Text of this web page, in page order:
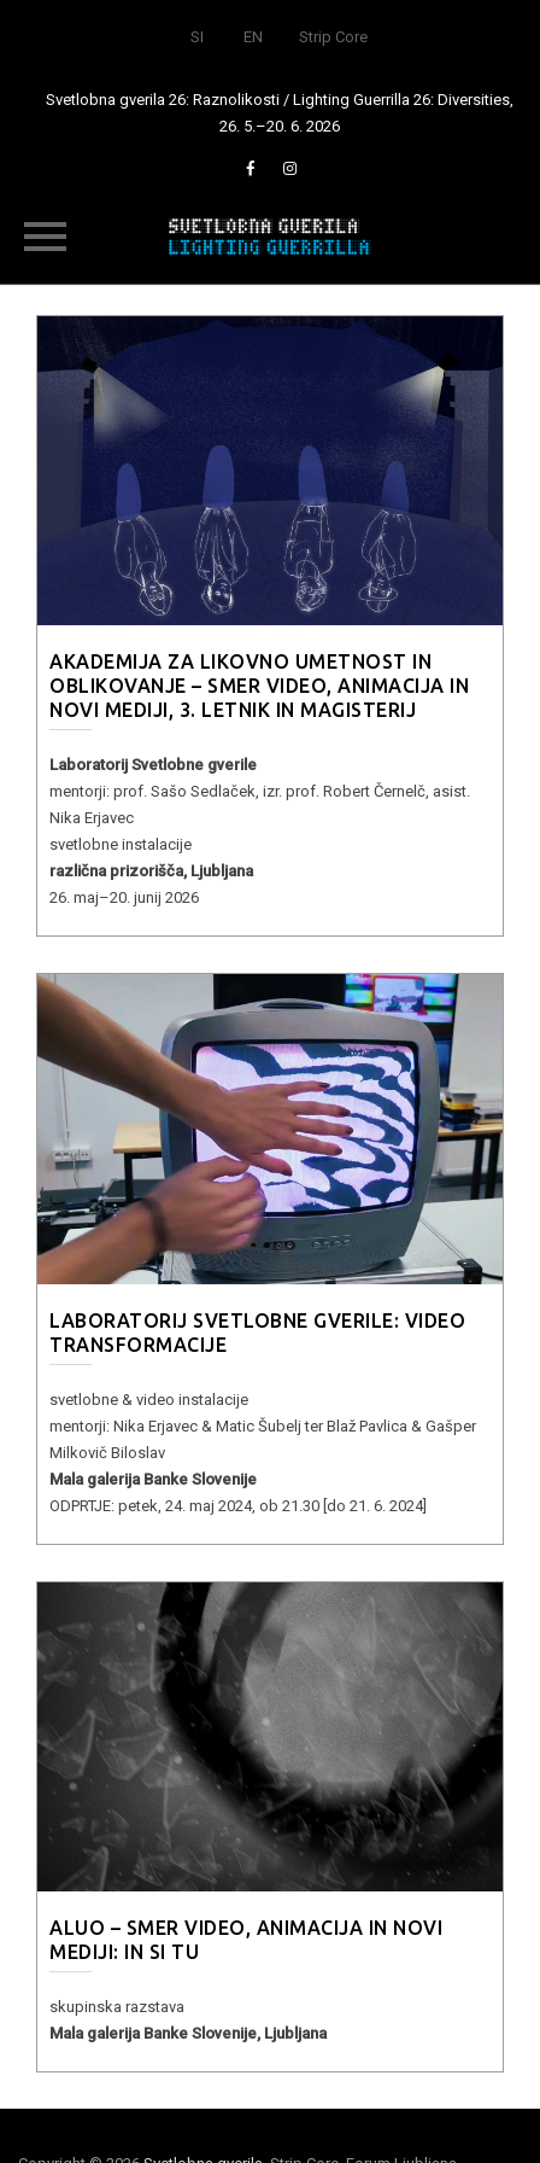
SI EN Strip Core
Svetlobna gverila 26: Raznolikosti / Lighting Guerrilla 26: Diversities,
26. 5.–20. 6. 2026
content
AKADEMIJA ZA LIKOVNO UMETNOST IN
OBLIKOVANJE – SMER VIDEO, ANIMACIJA IN
NOVI MEDIJI, 3. LETNIK IN MAGISTERIJ
Laboratorij Svetlobne gverile
mentorji: prof. Sašo Sedlaček, izr. prof. Robert Černelč, asist.
Nika Erjavec
svetlobne instalacije
različna prizorišča, Ljubljana
26. maj–20. junij 2026
LABORATORIJ SVETLOBNE GVERILE: VIDEO
TRANSFORMACIJE
svetlobne & video instalacije
mentorji: Nika Erjavec & Matic Šubelj ter Blaž Pavlica & Gašper
Milkovič Biloslav
Mala galerija Banke Slovenije
ODPRTJE: petek, 24. maj 2024, ob 21.30 [do 21. 6. 2024]
ALUO – SMER VIDEO, ANIMACIJA IN NOVI
MEDIJI: IN SI TU
skupinska razstava
Mala galerija Banke Slovenije, Ljubljana